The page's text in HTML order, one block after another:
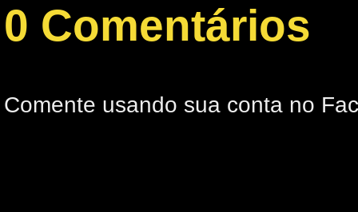
0 Comentários
Comente usando sua conta no